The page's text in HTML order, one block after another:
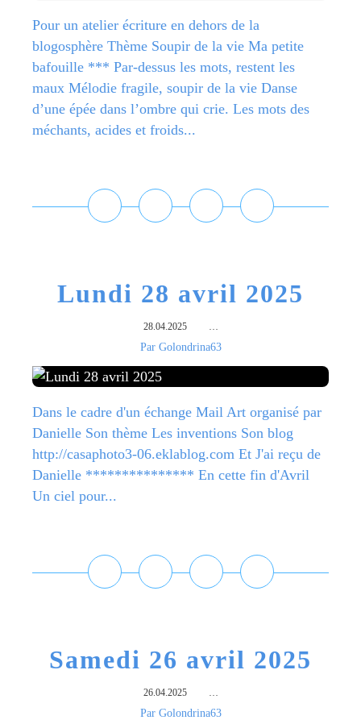
Pour un atelier écriture en dehors de la
blogosphère Thème Soupir de la vie Ma petite
bafouille *** Par-dessus les mots, restent les
maux Mélodie fragile, soupir de la vie Danse
d’une épée dans l’ombre qui crie. Les mots des
méchants, acides et froids...
Lundi 28 avril 2025
28.04.2025 …
Par Golondrina63
Dans le cadre d'un échange Mail Art organisé par
Danielle Son thème Les inventions Son blog
http://casaphoto3-06.eklablog.com Et J'ai reçu de
Danielle *************** En cette fin d'Avril
Un ciel pour...
Samedi 26 avril 2025
26.04.2025 …
Par Golondrina63